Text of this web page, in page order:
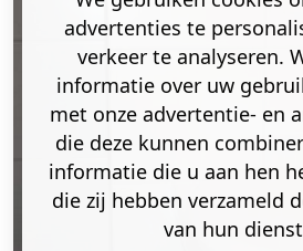
advertenties te
verkeer te analyseren.
informatie over uw
met onze advertentie- en
die deze kunnen
informatie die u aan hen
die zij hebben verzameld
van hun